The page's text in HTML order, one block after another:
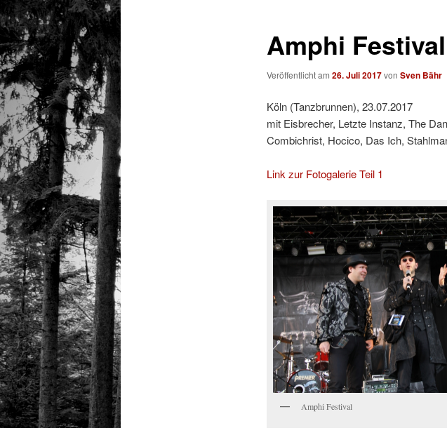
Amphi
Veröffentlicht am 26. Juli 2017von Sven Bähr
Köln (Tanzbrunnen), 23.07.2017
mit Eisbrecher, Letzte Instanz, The
Combichrist, Hocico, Das Ich,
Link zur Fotogalerie Teil 1
Amphi Festival